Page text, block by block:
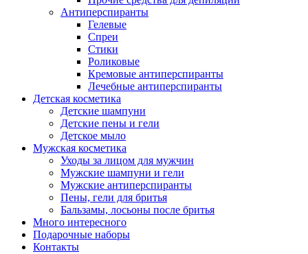
Антиперспиранты
Гелевые
Спреи
Стики
Роликовые
Кремовые антиперспиранты
Лечебные антиперспиранты
Детская косметика
Детские шампуни
Детские пены и гели
Детское мыло
Мужская косметика
Уходы за лицом для мужчин
Мужские шампуни и гели
Мужские антиперспиранты
Пены, гели для бритья
Бальзамы, лосьоны после бритья
Много интересного
Подарочные наборы
Контакты